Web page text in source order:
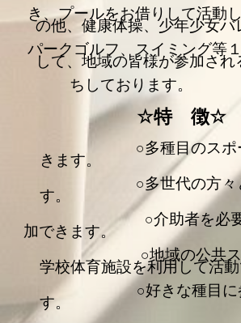
き、プールをお借りして活動
の他、健康体操、少年少女バ
パークゴルフ、スイミング等
して、地域の皆様が参加さ
ちしております。
☆特 徴☆
○多種目のスポー
きます。
○多世代の方々
す。
○介助者を必
加できます。
○地域の公共
学校体育施設を利用して活
○好きな種目
す。